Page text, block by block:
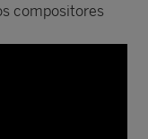
compositores